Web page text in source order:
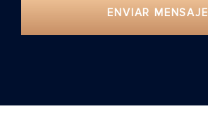
ENVIAR MENSAJE